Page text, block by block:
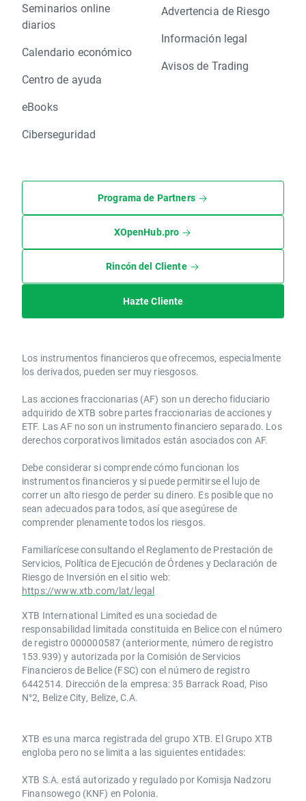
Seminarios online
diarios
Calendario económico
Centro de ayuda
eBooks
Ciberseguridad
Advertencia de Riesgo
Información legal
Avisos de Trading
Programa de Partners
XOpenHub.pro
Rincón del Cliente
Hazte Cliente
Los instrumentos financieros que ofrecemos, especialmente
los derivados, pueden ser muy riesgosos.
Las acciones fraccionarias (AF) son un derecho fiduciario
adquirido de XTB sobre partes fraccionarias de acciones y
ETF. Las AF no son un instrumento financiero separado. Los
derechos corporativos limitados están asociados con AF.
Debe considerar si comprende cómo funcionan los
instrumentos financieros y si puede permitirse el lujo de
correr un alto riesgo de perder su dinero. Es posible que no
sean adecuados para todos, así que asegúrese de
comprender plenamente todos los riesgos.
Familiarícese consultando el Reglamento de Prestación de
Servicios, Política de Ejecución de Órdenes y Declaración de
Riesgo de Inversión en el sitio web:
https://www.xtb.com/lat/legal
XTB International Limited es una sociedad de
responsabilidad limitada constituida en Belice con el número
de registro 000000587 (anteriormente, número de registro
153.939) y autorizada por la Comisión de Servicios
Financieros de Belice (FSC) con el número de registro
6442514. Dirección de la empresa: 35 Barrack Road, Piso
N°2, Belize City, Belize, C.A.
​​XTB es una marca registrada del grupo XTB. El Grupo XTB
engloba pero no se limita a las siguientes entidades:
XTB S.A.​ está autorizado y regulado por Komisja Nadzoru
Finansowego (KNF) ​en Polonia.